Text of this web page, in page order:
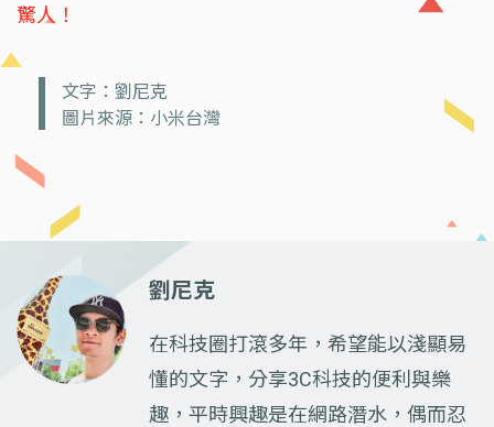
驚人！
文字：劉尼克
圖片來源：小米台灣
劉尼克
在科技圈打滾多年，希望能以淺顯易
懂的文字，分享3C科技的便利與樂
趣，平時興趣是在網路潛水，偶而忍